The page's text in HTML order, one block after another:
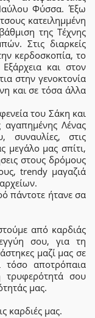
Φύσσα. Έξω
κατειλημμένη
της Τέχνης
Στις διαρκείς
κερδοσκοπία, το
και στον
στην γενοκτονία
και σε τόσα άλλα
του Σάκη και
αγαπημένης Λένας
στις
μεγάλο μας σπίτι,
στους δρόμους
trendy μαγαζιά
πάντοτε ήτανε σα
από καρδιάς
σου, για τη
μαζί μας σε
αποτρόπαια
τρυφερότητά σου
μας.
καρδιές μας.